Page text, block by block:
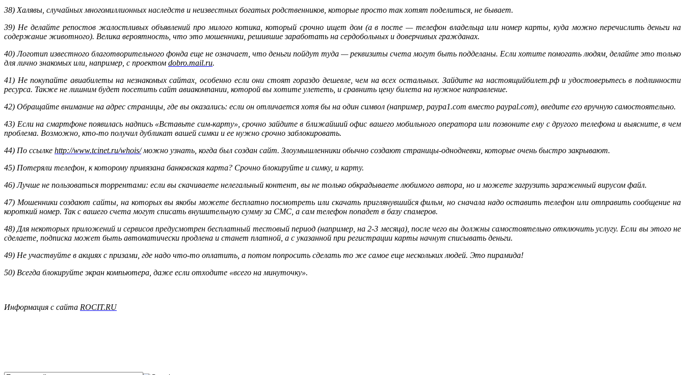
38) Халявы, случайных многомиллионных наследств и неизвестных богатых родственников, которые просто так хотят поделиться, не бывает.
39) Не делайте репостов жалостливых объявлений про милого котика, который срочно ищет дом (а в посте — телефон владельца или номер карты, куда можно перечислить деньги на
содержание животного). Велика вероятность, что это мошенники, решившие заработать на сердобольных и доверчивых гражданах.
40) Логотип известного благотворительного фонда еще не означает, что деньги пойдут туда — реквизиты счета могут быть подделаны. Если хотите помогать людям, делайте это только
для лично знакомых или, например, с проектом dobro.mail.ru.
41) Не покупайте авиабилеты на незнакомых сайтах, особенно если они стоят гораздо дешевле, чем на всех остальных. Зайдите на настоящийбилет.рф и удостоверьтесь в подлинности
ресурса. Также не лишним будет посетить сайт авиакомпании, которой вы хотите улететь, и сравнить цену билета на нужное направление.
42) Обращайте внимание на адрес страницы, где вы оказались: если он отличается хотя бы на один символ (например, paypa1.com вместо paypal.com), введите его вручную самостоятельно.
43) Если на смартфоне появилась надпись «Вставьте сим-карту», срочно зайдите в ближайший офис вашего мобильного оператора или позвоните ему с другого телефона и выясните, в чем
проблема. Возможно, кто-то получил дубликат вашей симки и ее нужно срочно заблокировать.
44) По ссылке http://www.tcinet.ru/whois/можно узнать, когда был создан сайт. Злоумышленники обычно создают страницы-однодневки, которые очень быстро закрывают.
45) Потеряли телефон, к которому привязана банковская карта? Срочно блокируйте и симку, и карту.
46) Лучше не пользоваться торрентами: если вы скачиваете нелегальный контент, вы не только обкрадываете любимого автора, но и можете загрузить зараженный вирусом файл.
47) Мошенники создают сайты, на которых вы якобы можете бесплатно посмотреть или скачать приглянувшийся фильм, но сначала надо оставить телефон или отправить сообщение на
короткий номер. Так с вашего счета могут списать внушительную сумму за СМС, а сам телефон попадет в базу спамеров.
48) Для некоторых приложений и сервисов предусмотрен бесплатный тестовый период (например, на 2-3 месяца), после чего вы должны самостоятельно отключить услугу. Если вы этого не
сделаете, подписка может быть автоматически продлена и станет платной, а с указанной при регистрации карты начнут списывать деньги.
49) Не участвуйте в акциях с призами, где надо что-то оплатить, а потом попросить сделать то же самое еще нескольких людей. Это пирамида!
50) Всегда блокируйте экран компьютера, даже если отходите «всего на минуточку».
Информация с сайта ROCIT.RU